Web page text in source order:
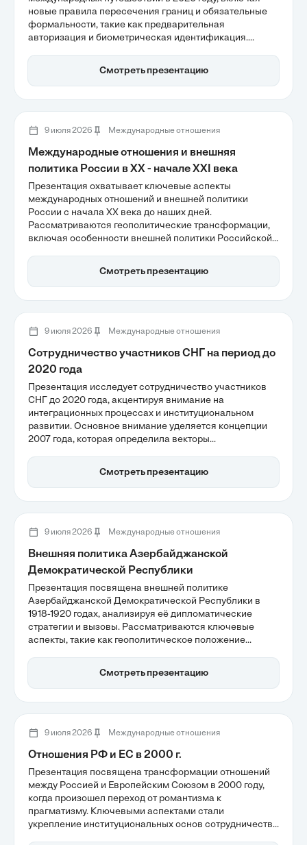
новые правила пересечения границ и обязательные
формальности, такие как предварительная
авторизация и биометрическая идентификация.
процессов, что значительно упрощает получение
разрешений. Понимание этих изменений поможет
Смотреть презентацию
9 июля 2026 Международные отношения
Международные отношения и внешняя
политика России в XX - начале XXI века
Презентация охватывает ключевые аспекты
международных отношений и внешней политики
России с начала XX века до наших дней.
Рассматриваются геополитические трансформации,
включая особенности внешней политики Российской
многовекторной политике в XXI веке. Также
акцентируется внимание на изменениях в торговых
Смотреть презентацию
9 июля 2026 Международные отношения
Сотрудничество участников СНГ на период до
2020 года
Презентация исследует сотрудничество участников
СНГ до 2020 года, акцентируя внимание на
интеграционных процессах и институциональном
развитии. Основное внимание уделяется концепции
2007 года, которая определила векторы
диалога, а также важности гуманитарного
сотрудничества. Анализ показывает, как СНГ
Смотреть презентацию
9 июля 2026 Международные отношения
Внешняя политика Азербайджанской
Демократической Республики
Презентация посвящена внешней политике
Азербайджанской Демократической Республики в
1918-1920 годах, анализируя её дипломатические
стратегии и вызовы. Рассматриваются ключевые
аспекты, такие как геополитическое положение
стремление к международному признанию и
безопасность от внешних угроз. Также обсуждаются
Смотреть презентацию
9 июля 2026 Международные отношения
Отношения РФ и ЕС в 2000 г.
Презентация посвящена трансформации отношений
между Россией и Европейским Союзом в 2000 году,
когда произошел переход от романтизма к
прагматизму. Ключевыми аспектами стали
укрепление институциональных основ сотрудничества